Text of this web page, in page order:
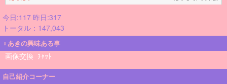
今日:117 昨日:317
トータル：147,043
♀あきの興味ある事
画像交換 ﾁｬｯﾄ
自己紹介コーナー